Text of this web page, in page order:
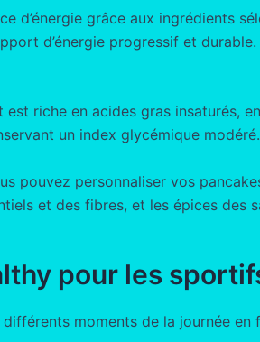
d’énergie grâce aux ingrédients
d’énergie progressif et
riche en acides gras insaturés,
un index glycémique modéré.
pouvez personnaliser vos
et des fibres, et les épices des
pour les
moments de la journée